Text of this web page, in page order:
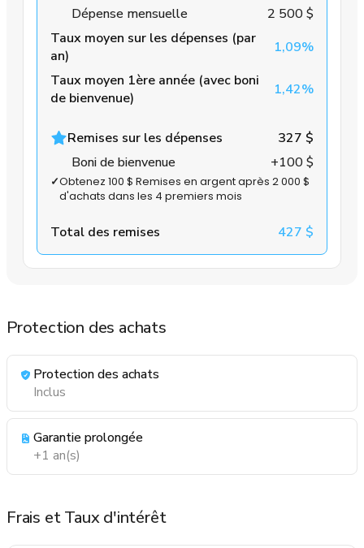
Dépense mensuelle
2 500 $
Taux moyen sur les dépenses (par
an)
1,09%
Taux moyen 1ère année (avec boni
de bienvenue)
1,42%
Remises sur les dépenses
327 $
Boni de bienvenue
+100 $
✓Obtenez 100 $ Remises en argent après 2 000 $
d'achats dans les 4 premiers mois
Total des remises 427 $
Protection des achats
Protection des achats
Inclus
Garantie prolongée
+1 an(s)
Frais et Taux d'intérêt